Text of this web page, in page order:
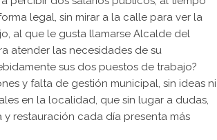
legal, sin mirar a la calle para ver la
al que le gusta llamarse Alcalde del
atender las necesidades de su
sus dos puestos de trabajo?
y falta de gestión municipal, sin ideas ni
en la localidad, que sin lugar a dudas,
restauración cada día presenta más